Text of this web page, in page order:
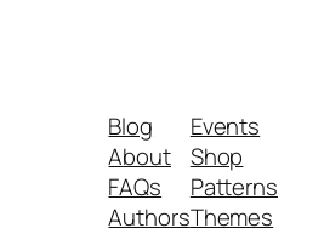
Blog
About
FAQs
Authors
Events
Shop
Patterns
Themes